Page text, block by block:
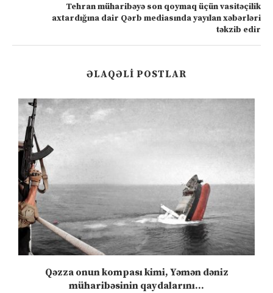
Tehran müharibəyə son qoymaq üçün vasitəçilik
axtardığına dair Qərb mediasında yayılan xəbərləri
təkzib edir
ƏLAQƏLI POSTLAR
Qəzza onun kompası kimi, Yəmən dəniz
müharibəsinin qaydalarını...